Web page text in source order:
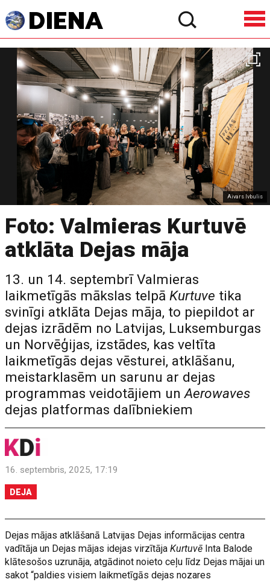
Aivars Ivbulis
Foto: Valmieras Kurtuvē
atklāta Dejas māja
13. un 14. septembrī Valmieras
laikmetīgās mākslas telpāKurtuve tika
svinīgi atklāta Dejas māja, to piepildot ar
dejas izrādēm no Latvijas, Luksemburgas
un Norvēģijas, izstādes, kas veltīta
laikmetīgās dejas vēsturei, atklāšanu,
meistarklasēm un sarunu ar dejas
programmas veidotājiem unAerowaves
dejas platformas dalībniekiem
16. septembris, 2025, 17:19
DEJA
Dejas mājas atklāšanā Latvijas Dejas informācijas centra
vadītāja un Dejas mājas idejas virzītājaKurtuvē Inta Balode
klātesošos uzrunāja, atgādinot noieto ceļu līdz Dejas mājai un
sakot “paldies visiem laikmetīgās dejas nozares